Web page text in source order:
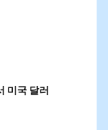
미국 달러